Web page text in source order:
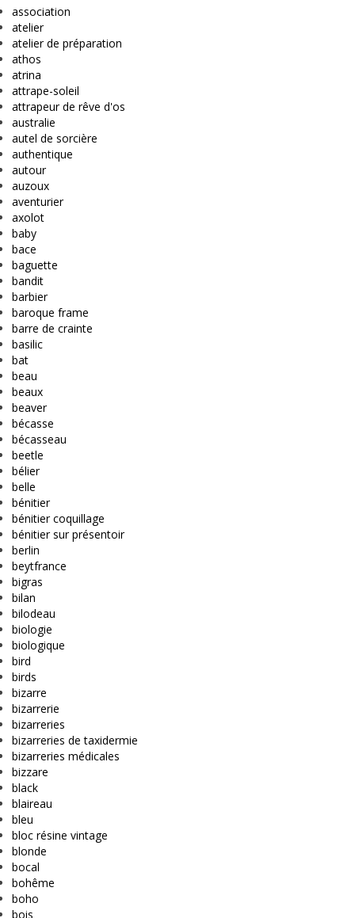
association
atelier
atelier de préparation
athos
atrina
attrape-soleil
attrapeur de rêve d'os
australie
autel de sorcière
authentique
autour
auzoux
aventurier
axolot
baby
bace
baguette
bandit
barbier
baroque frame
barre de crainte
basilic
bat
beau
beaux
beaver
bécasse
bécasseau
beetle
bélier
belle
bénitier
bénitier coquillage
bénitier sur présentoir
berlin
beytfrance
bigras
bilan
bilodeau
biologie
biologique
bird
birds
bizarre
bizarrerie
bizarreries
bizarreries de taxidermie
bizarreries médicales
bizzare
black
blaireau
bleu
bloc résine vintage
blonde
bocal
bohême
boho
bois